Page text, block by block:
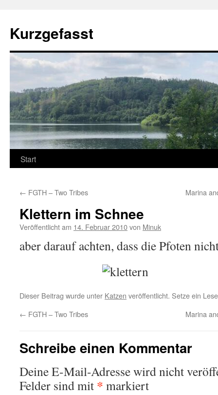
springen
Kurzgefasst
Start
← FGTH – Two Tribes Marina
Klettern im Schnee
Veröffentlicht am 14. Februar 2010von Minuk
aber darauf achten, dass die Pfoten
Dieser Beitrag wurde unter Katzen veröffentlicht. Setze ein
← FGTH – Two Tribes Marina
Schreibe einen Kommentar
Deine E-Mail-Adresse wird nicht
Felder sind mit * markiert